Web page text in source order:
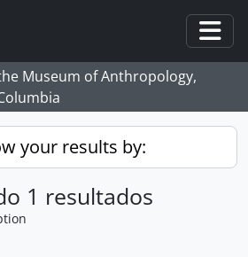
Museum of Anthropology,
your results by:
1 resultados